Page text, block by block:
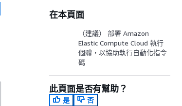
在本頁面
（建議） 部署 Amazon
Elastic Compute Cloud 執行
個體，以協助執行自動化指令
碼
此頁面是否有幫助？
是
否